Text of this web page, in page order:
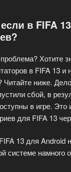
в FIFA
Хотите
в FIFA 13 и
Читайте ниже.
сбой, в
в игре. Это
для FIFA 13
13 для Android
системе намного